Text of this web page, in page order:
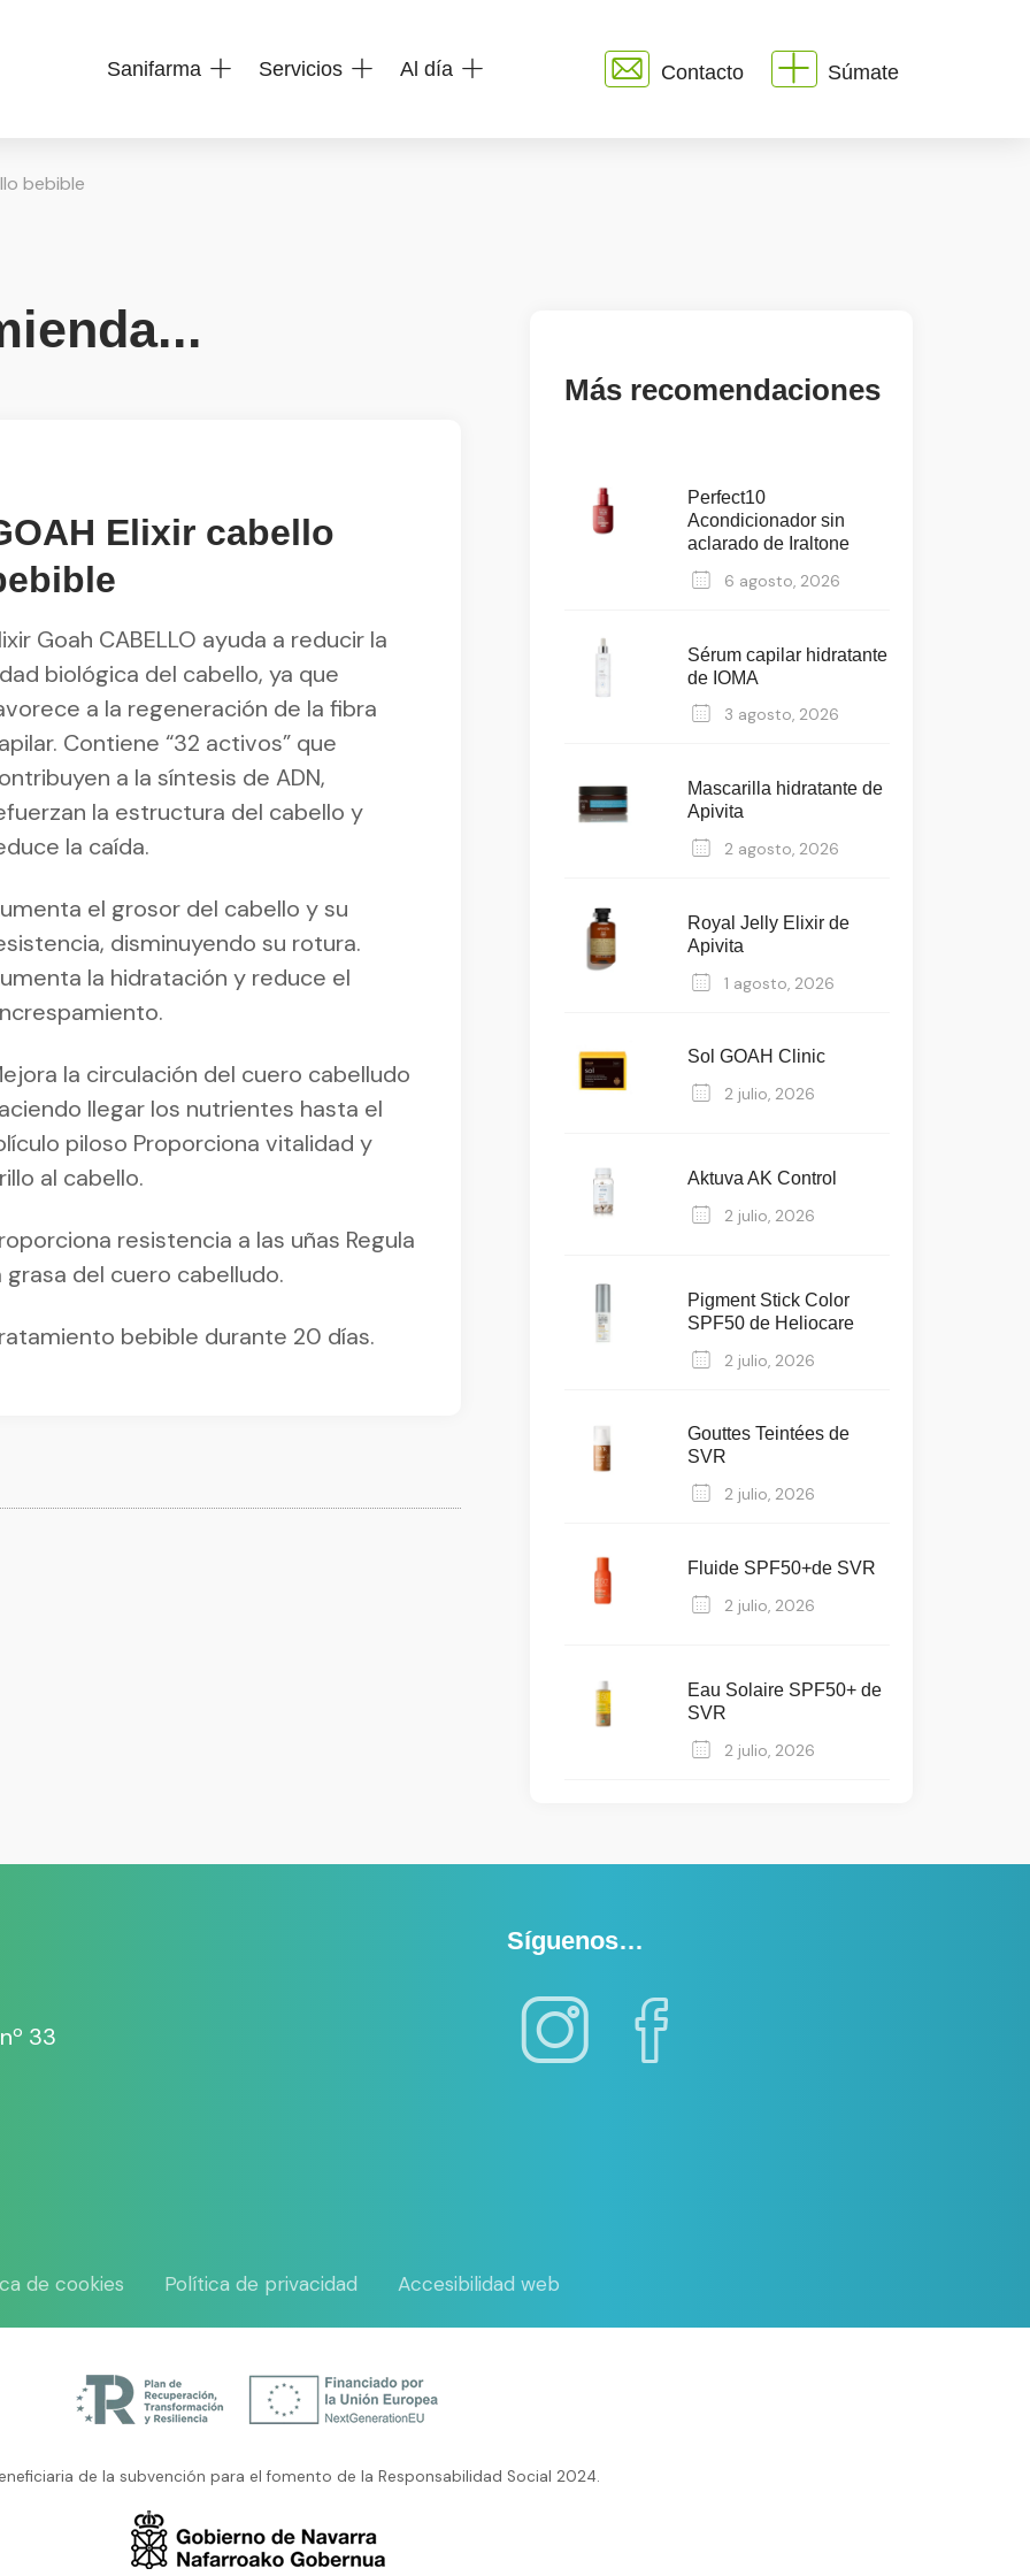
Sanifarma Servicios Al día Contacto Súmate
bebible
Elixir cabello
Goah CABELLO ayuda a reducir la
biológica del cabello, ya que
a la regeneración de la fibra
Contiene “32 activos” que
a la síntesis de ADN,
la estructura del cabello y
la caída.
el grosor del cabello y su
disminuyendo su rotura.
la hidratación y reduce el
la circulación del cuero cabelludo
llegar los nutrientes hasta el
piloso Proporciona vitalidad y
al cabello.
resistencia a las uñas Regula
grasa del cuero cabelludo.
bebible durante 20 días.
Más recomendaciones
Perfect10
Acondicionador sin
aclarado de Iraltone
6 agosto, 2026
Sérum capilar hidratante
de IOMA
3 agosto, 2026
Mascarilla hidratante de
Apivita
2 agosto, 2026
Royal Jelly Elixir de
Apivita
1 agosto, 2026
Sol GOAH Clinic
2 julio, 2026
Aktuva AK Control
2 julio, 2026
Pigment Stick Color
SPF50 de Heliocare
2 julio, 2026
Gouttes Teintées de
SVR
2 julio, 2026
Fluide SPF50+de SVR
2 julio, 2026
Eau Solaire SPF50+ de
SVR
2 julio, 2026
33
Síguenos…
de cookies Política de privacidad Accesibilidad web
de la subvención para el fomento de la Responsabilidad Social 2024.